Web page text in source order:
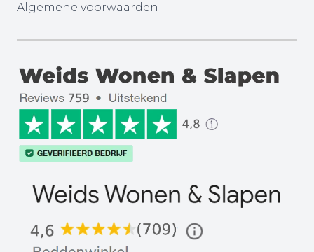
Algemene voorwaarden